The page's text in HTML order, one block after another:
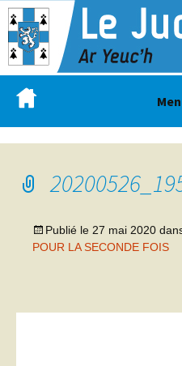
Publié le 27 mai 2020
POUR LA SECONDE FOIS